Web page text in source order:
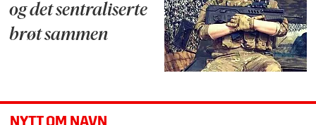
og det sentraliserte
brøt sammen